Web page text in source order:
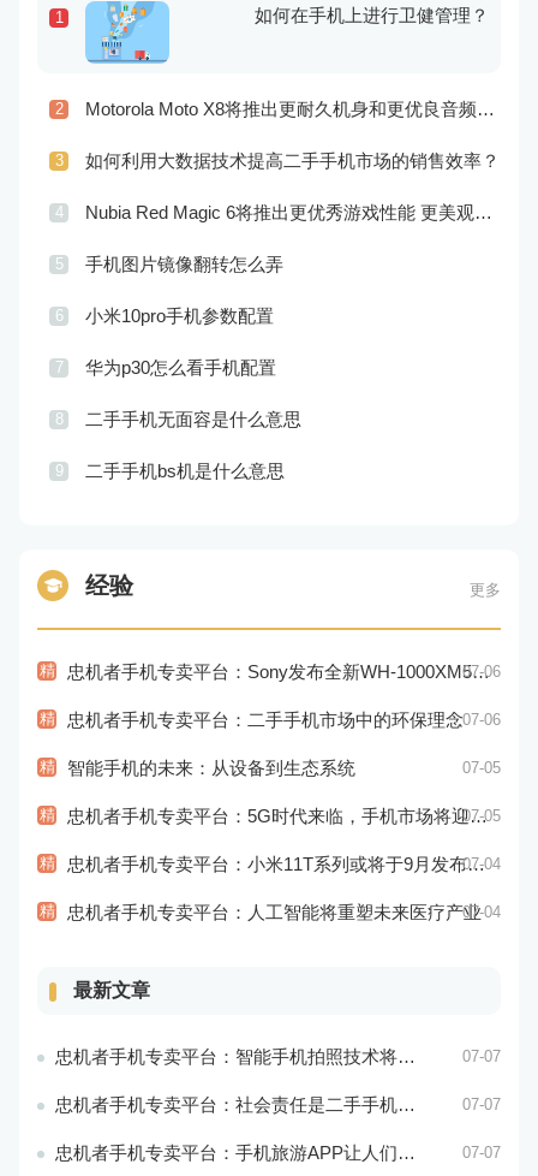
1 如何在手机上进行卫健管理？
2 Motorola Moto X8将推出更耐久机身和更优良音频效果
3 如何利用大数据技术提高二手手机市场的销售效率？
4 Nubia Red Magic 6将推出更优秀游戏性能 更美观的外观设计
5 手机图片镜像翻转怎么弄
6 小米10pro手机参数配置
7 华为p30怎么看手机配置
8 二手手机无面容是什么意思
9 二手手机bs机是什么意思
经验 更多
精 忠机者手机专卖平台：Sony发布全新WH-1000XM5耳机，搭载更多电池和多项创新功能07-06
精 忠机者手机专卖平台：二手手机市场中的环保理念07-06
精 智能手机的未来：从设备到生态系统 07-05
精 忠机者手机专卖平台：5G时代来临，手机市场将迎来新变革07-05
精 忠机者手机专卖平台：小米11T系列或将于9月发布，其中包括一款Pro版本07-04
精 忠机者手机专卖平台：人工智能将重塑未来医疗产业07-04
最新文章
忠机者手机专卖平台：智能手机拍照技术将不断升级，成为手机行业的重要趋势 07-07
忠机者手机专卖平台：社会责任是二手手机市场的使命和价值所在 07-07
忠机者手机专卖平台：手机旅游APP让人们轻松出行 07-07